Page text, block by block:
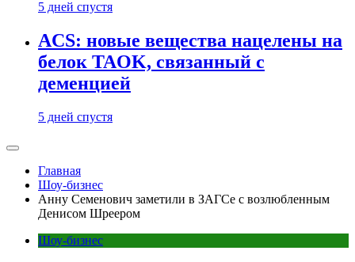
5 дней спустя
ACS: новые вещества нацелены на
белок TAOK, связанный с
деменцией
5 дней спустя
Главная
Шоу-бизнес
Анну Семенович заметили в ЗАГСе с возлюбленным
Денисом Шреером
Шоу-бизнес